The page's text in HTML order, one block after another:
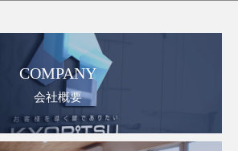
COMPANY
会社概要